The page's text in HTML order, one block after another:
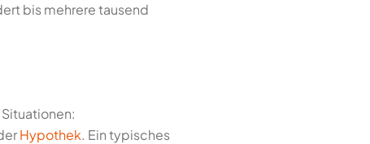
bis mehrere tausend
Hypothek. Ein typisches